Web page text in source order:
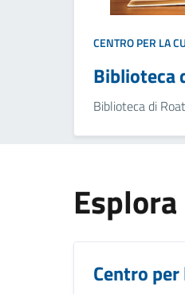
CENTRO PER LA
Biblioteca
Biblioteca di
Centro